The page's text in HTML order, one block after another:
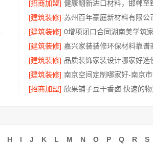
[招商加盟]
[建筑装修]
[建筑装修]
[建筑装修]
[建筑装修]
[建筑装修]
[招商加盟] 欣果铺子豆干香卤 快速的
H I J K L M N O P Q R S